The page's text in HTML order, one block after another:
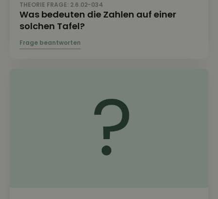
THEORIE FRAGE: 2.6.02-034
Was bedeuten die Zahlen auf einer
solchen Tafel?